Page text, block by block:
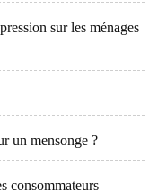
sur les ménages
un mensonge ?
consommateurs